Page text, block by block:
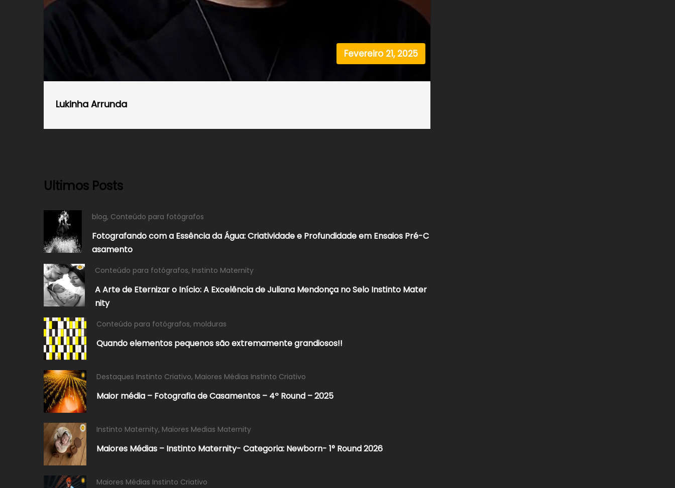
Fevereiro 21, 2025
Lukinha Arrunda
Ultimos Posts
blog, Conteúdo para fotógrafos
Fotografando com a Essência da Água: Criatividade e Profundidade em Ensaios Pré-C
asamento
Conteúdo para fotógrafos, Instinto Maternity
A Arte de Eternizar o Início: A Excelência de Juliana Mendonça no Selo Instinto Mater
nity
Conteúdo para fotógrafos, molduras
Quando elementos pequenos são extremamente grandiosos!!
Destaques Instinto Criativo, Maiores Médias Instinto Criativo
Maior média – Fotografia de Casamentos – 4º Round – 2025
Instinto Maternity, Maiores Medias Maternity
Maiores Médias – Instinto Maternity- Categoria: Newborn- 1° Round 2026
Maiores Médias Instinto Criativo